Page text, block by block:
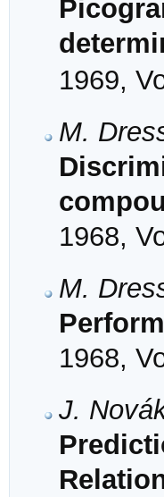
1969,
M.
1968,
M.
1968,
J.